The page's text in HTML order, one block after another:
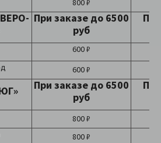
800 ₽
При заказе до 6500
руб
600 ₽
600 ₽
При заказе до 6500
руб
800 ₽
800 ₽